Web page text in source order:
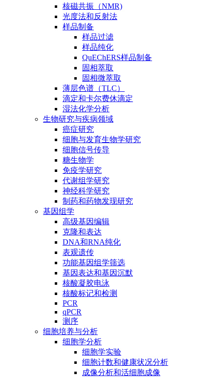
核磁共振（NMR)
光度法和反射法
样品制备
样品过滤
样品纯化
QuEChERS样品制备
固相萃取
固相微萃取
薄层色谱（TLC）
滴定和卡尔费休滴定
湿法化学分析
生物研究与疾病领域
癌症研究
细胞与发育生物学研究
细胞信号传导
糖生物学
免疫学研究
代谢组学研究
神经科学研究
制药和药物发现研究
基因组学
高级基因编辑
克隆和表达
DNA和RNA纯化
表观遗传
功能基因组学筛选
基因表达和基因沉默
核酸凝胶电泳
核酸标记和检测
PCR
qPCR
测序
细胞培养与分析
细胞学分析
细胞学实验
细胞计数和健康状况分析
成像分析和活细胞成像